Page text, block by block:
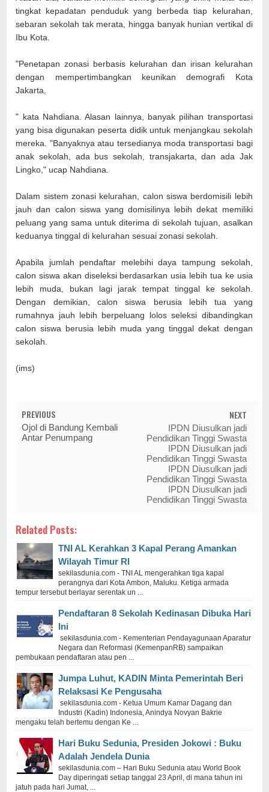
tingkat kepadatan penduduk yang berbeda tiap kelurahan,
sebaran sekolah tak merata, hingga banyak hunian vertikal di
Ibu Kota.
"Penetapan zonasi berbasis kelurahan dan irisan kelurahan
dengan mempertimbangkan keunikan demografi Kota
Jakarta,
" kata Nahdiana. Alasan lainnya, banyak pilihan transportasi
yang bisa digunakan peserta didik untuk menjangkau sekolah
mereka. "Banyaknya atau tersedianya moda transportasi bagi
anak sekolah, ada bus sekolah, transjakarta, dan ada Jak
Lingko," ucap Nahdiana.
Dalam sistem zonasi kelurahan, calon siswa berdomisili lebih
jauh dan calon siswa yang domisilinya lebih dekat memiliki
peluang yang sama untuk diterima di sekolah tujuan, asalkan
keduanya tinggal di kelurahan sesuai zonasi sekolah.
Apabila jumlah pendaftar melebihi daya tampung sekolah,
calon siswa akan diseleksi berdasarkan usia lebih tua ke usia
lebih muda, bukan lagi jarak tempat tinggal ke sekolah.
Dengan demikian, calon siswa berusia lebih tua yang
rumahnya jauh lebih berpeluang lolos seleksi dibandingkan
calon siswa berusia lebih muda yang tinggal dekat dengan
sekolah.
(ims)
PREVIOUS
Ojol di Bandung Kembali
Antar Penumpang
NEXT
IPDN Diusulkan jadi
Pendidikan Tinggi Swasta
IPDN Diusulkan jadi
Pendidikan Tinggi Swasta
IPDN Diusulkan jadi
Pendidikan Tinggi Swasta
IPDN Diusulkan jadi
Pendidikan Tinggi Swasta
Related Posts:
TNI AL Kerahkan 3 Kapal Perang Amankan
Wilayah Timur RI
sekilasdunia.com - TNI AL mengerahkan tiga kapal
perangnya dari Kota Ambon, Maluku. Ketiga armada
tempur tersebut berlayar serentak un ...
Pendaftaran 8 Sekolah Kedinasan Dibuka Hari
Ini
sekilasdunia.com - Kementerian Pendayagunaan Aparatur
Negara dan Reformasi (KemenpanRB) sampaikan
pembukaan pendaftaran atau pen ...
Jumpa Luhut, KADIN Minta Pemerintah Beri
Relaksasi Ke Pengusaha
sekilasdunia.com - Ketua Umum Kamar Dagang dan
Industri (Kadin) Indonesia, Anindya Novyan Bakrie
mengaku telah bertemu dengan Ke ...
Hari Buku Sedunia, Presiden Jokowi : Buku
Adalah Jendela Dunia
sekilasdunia.com – Hari Buku Sedunia atau World Book
Day diperingati setiap tanggal 23 April, di mana tahun ini
jatuh pada hari Jumat, ...